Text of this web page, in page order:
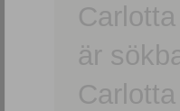
är